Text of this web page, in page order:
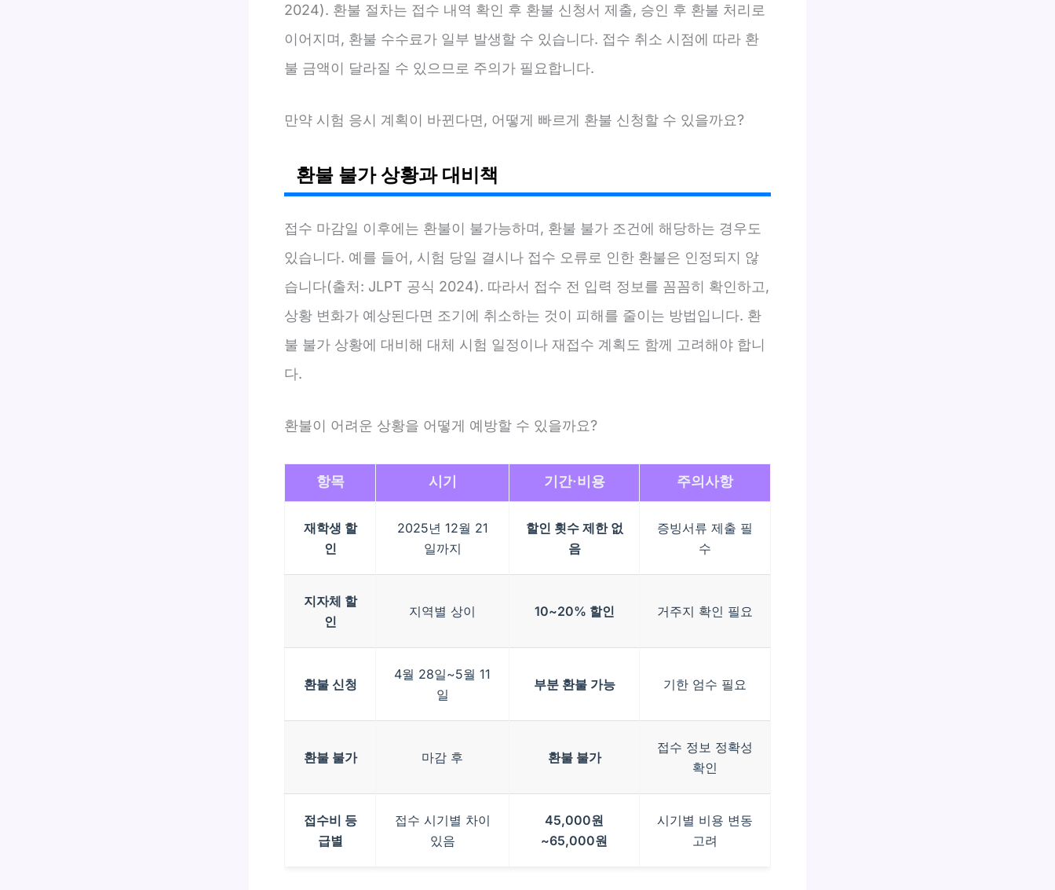
2024). 환불 절차는 접수 내역 확인 후 환불 신청서 제출, 승인 후 환불 처리로
이어지며, 환불 수수료가 일부 발생할 수 있습니다. 접수 취소 시점에 따라 환
불 금액이 달라질 수 있으므로 주의가 필요합니다.
만약 시험 응시 계획이 바뀐다면, 어떻게 빠르게 환불 신청할 수 있을까요?
환불 불가 상황과 대비책
접수 마감일 이후에는 환불이 불가능하며, 환불 불가 조건에 해당하는 경우도
있습니다. 예를 들어, 시험 당일 결시나 접수 오류로 인한 환불은 인정되지 않
습니다(출처: JLPT 공식 2024). 따라서 접수 전 입력 정보를 꼼꼼히 확인하고,
상황 변화가 예상된다면 조기에 취소하는 것이 피해를 줄이는 방법입니다. 환
불 불가 상황에 대비해 대체 시험 일정이나 재접수 계획도 함께 고려해야 합니
다.
환불이 어려운 상황을 어떻게 예방할 수 있을까요?
항목 시기 기간·비용 주의사항
재학생 할
인
2025년 12월 21
일까지
할인 횟수 제한 없
음
증빙서류 제출 필
수
지자체 할
인
지역별 상이 10~20% 할인 거주지 확인 필요
환불 신청
4월 28일~5월 11
일
부분 환불 가능 기한 엄수 필요
환불 불가 마감 후 환불 불가
접수 정보 정확성
확인
접수비 등
급별
접수 시기별 차이
있음
45,000원
~65,000원
시기별 비용 변동
고려